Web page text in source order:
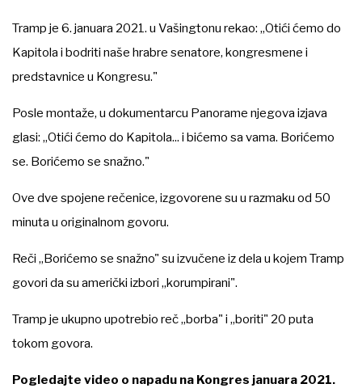
Tramp je 6. januara 2021. u Vašingtonu rekao: „Otići ćemo do
Kapitola i bodriti naše hrabre senatore, kongresmene i
predstavnice u Kongresu."
Posle montaže, u dokumentarcu Panorame njegova izjava
glasi: „Otići ćemo do Kapitola... i bićemo sa vama. Borićemo
se. Borićemo se snažno."
Ove dve spojene rečenice, izgovorene su u razmaku od 50
minuta u originalnom govoru.
Reči „Borićemo se snažno" su izvučene iz dela u kojem Tramp
govori da su američki izbori „korumpirani".
Tramp je ukupno upotrebio reč „borba" i „boriti" 20 puta
tokom govora.
Pogledajte video o napadu na Kongres januara 2021.